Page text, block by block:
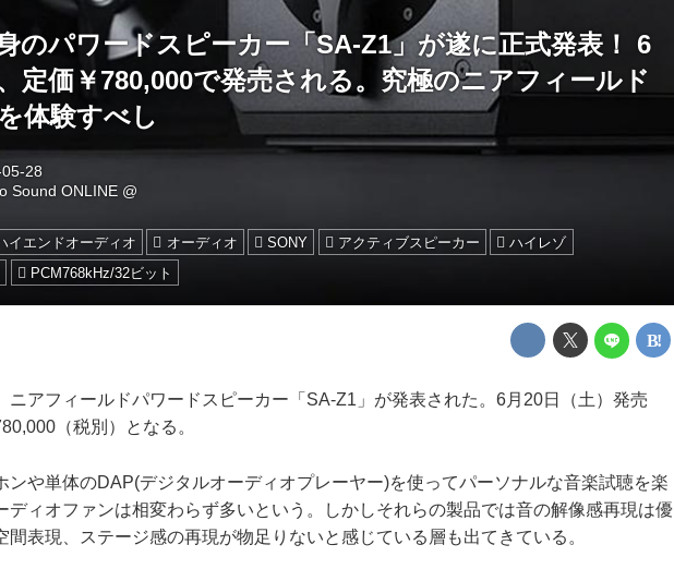
のパワードスピーカー「SA-Z1」が遂に正式発表！ 6
定価￥780,000で発売される。究極のニアフィールド
体験すべし
28
Sound ONLINE @
イエンドオーディオ オーディオ SONY アクティブスピーカー
ハイレゾ
PCM768kHz/32ビット
アフィールドパワードスピーカー「SA-Z1」が発表された。6月20日（土）発売
（税別）となる。
や単体のDAP(デジタルオーディオプレーヤー)を使ってパーソナルな音楽試聴を楽
ディオファンは相変わらず多いという。しかしそれらの製品では音の解像感再現は優
間表現、ステージ感の再現が物足りないと感じている層も出てきている。